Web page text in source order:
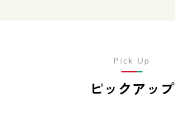
ピックアップ
Pick Up